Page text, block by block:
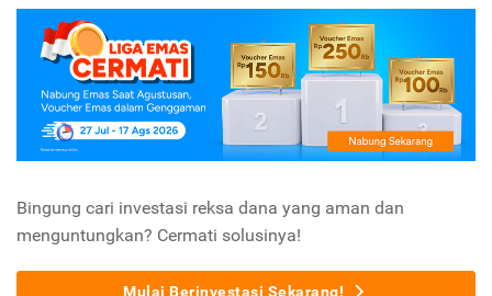
Bingung cari investasi reksa dana yang aman dan
menguntungkan? Cermati solusinya!
Mulai Berinvestasi Sekarang!